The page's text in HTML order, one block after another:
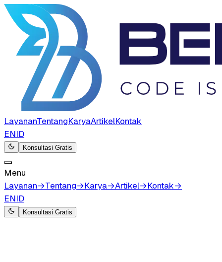
LayananTentangKaryaArtikelKontak
ENID
Konsultasi Gratis
Menu
Layanan→Tentang→Karya→Artikel→Kontak→
ENID
Konsultasi Gratis